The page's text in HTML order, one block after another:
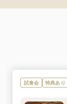
試食会 特典あり